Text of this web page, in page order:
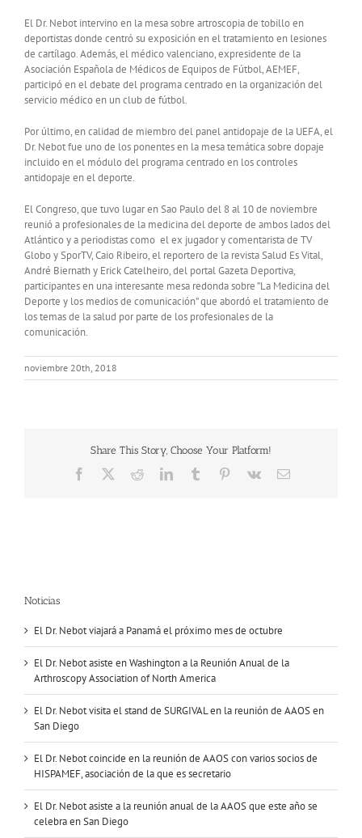
El Dr. Nebot intervino en la mesa sobre artroscopia de tobillo en
deportistas donde centró su exposición en el tratamiento en lesiones
de cartílago. Además, el médico valenciano, expresidente de la
Asociación Española de Médicos de Equipos de Fútbol, AEMEF,
participó en el debate del programa centrado en la organización del
servicio médico en un club de fútbol.
Por último, en calidad de miembro del panel antidopaje de la UEFA, el
Dr. Nebot fue uno de los ponentes en la mesa temática sobre dopaje
incluido en el módulo del programa centrado en los controles
antidopaje en el deporte.
El Congreso, que tuvo lugar en Sao Paulo del 8 al 10 de noviembre
reunió a profesionales de la medicina del deporte de ambos lados del
Atlántico y a periodistas como el ex jugador y comentarista de TV
Globo y SporTV, Caio Ribeiro, el reportero de la revista Salud Es Vital,
André Biernath y Erick Catelheiro, del portal Gazeta Deportiva,
participantes en una interesante mesa redonda sobre ”La Medicina del
Deporte y los medios de comunicación” que abordó el tratamiento de
los temas de la salud por parte de los profesionales de la
comunicación.
noviembre 20th, 2018
Share This Story, Choose Your Platform!
Facebook RedditLinkedInTumblr Pinterest
Vk
Correo
Noticias
El Dr. Nebot viajará a Panamá el próximo mes de octubre
El Dr. Nebot asiste en Washington a la Reunión Anual de la
Arthroscopy Association of North America
El Dr. Nebot visita el stand de SURGIVAL en la reunión de AAOS en
San Diego
El Dr. Nebot coincide en la reunión de AAOS con varios socios de
HISPAMEF, asociación de la que es secretario
El Dr. Nebot asiste a la reunión anual de la AAOS que este año se
celebra en San Diego